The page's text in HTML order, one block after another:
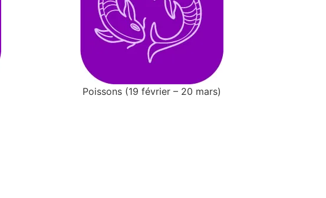
Poissons (19 février – 20 mars)